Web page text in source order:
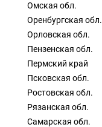
Омская обл.
Оренбургская обл.
Орловская обл.
Пензенская обл.
Пермский край
Псковская обл.
Ростовская обл.
Рязанская обл.
Самарская обл.